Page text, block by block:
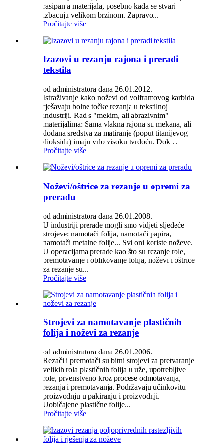
rasipanja materijala, posebno kada se stvari
izbacuju velikom brzinom. Zapravo...
Pročitajte više
Izazovi u rezanju rajona i preradi
tekstila
od administratora dana 26.01.2012.
Istraživanje kako noževi od volframovog karbida
rješavaju bolne točke rezanja u tekstilnoj
industriji. Rad s "mekim, ali abrazivnim"
materijalima: Sama vlakna rajona su mekana, ali
dodana sredstva za matiranje (poput titanijevog
dioksida) imaju vrlo visoku tvrdoću. Dok ...
Pročitajte više
Noževi/oštrice za rezanje u opremi za
preradu
od administratora dana 26.01.2008.
U industriji prerade mogli smo vidjeti sljedeće
strojeve: namotači folija, namotači papira,
namotači metalne folije... Svi oni koriste noževe.
U operacijama prerade kao što su rezanje role,
premotavanje i oblikovanje folija, noževi i oštrice
za rezanje su...
Pročitajte više
Strojevi za namotavanje plastičnih
folija i noževi za rezanje
od administratora dana 26.01.2006.
Rezači i premotači su bitni strojevi za pretvaranje
velikih rola plastičnih folija u uže, upotrebljive
role, prvenstveno kroz procese odmotavanja,
rezanja i premotavanja. Podržavaju učinkovitu
proizvodnju u pakiranju i proizvodnji.
Uobičajene plastične folije...
Pročitajte više